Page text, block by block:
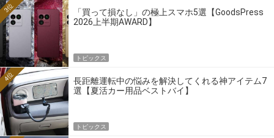
「買って損なし」の極上スマホ5選【GoodsPress
2026上半期AWARD】
3位
トピックス
長距離運転中の悩みを解決してくれる神アイテム7
選【夏活カー用品ベストバイ】
4位
トピックス